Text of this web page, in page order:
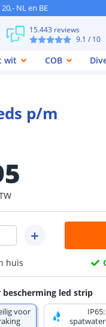
NL en BE
15.443 reviews
9.1 / 10
wit COB
p/m
huis
bescherming led strip
voor
IP65: